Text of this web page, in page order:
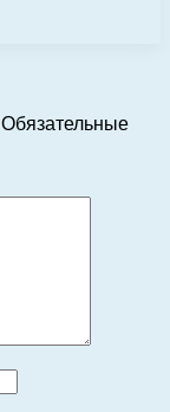
Обязательные